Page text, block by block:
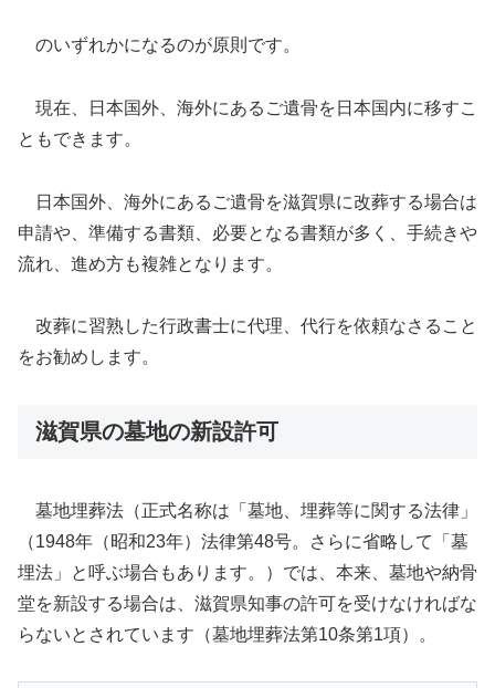
のいずれかになるのが原則です。
現在、日本国外、海外にあるご遺骨を日本国内に移すこ
ともできます。
日本国外、海外にあるご遺骨を滋賀県に改葬する場合は
申請や、準備する書類、必要となる書類が多く、手続きや
流れ、進め方も複雑となります。
改葬に習熟した行政書士に代理、代行を依頼なさること
をお勧めします。
滋賀県の墓地の新設許可
墓地埋葬法（正式名称は「墓地、埋葬等に関する法律」
（1948年（昭和23年）法律第48号。さらに省略して「墓
埋法」と呼ぶ場合もあります。）では、本来、墓地や納骨
堂を新設する場合は、滋賀県知事の許可を受けなければな
らないとされています（墓地埋葬法第10条第1項）。